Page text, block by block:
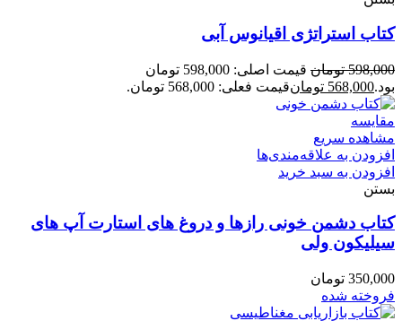
کتاب استراتژی اقیانوس آبی
598,000 تومان
قیمت اصلی: 598,000 تومان
بود.568,000 تومانقیمت فعلی: 568,000 تومان.
مقایسه
مشاهده سریع
افزودن به علاقه‌مندی‌ها
افزودن به سبد خرید
بستن
کتاب دشمن خونی رازها و دروغ های استارت آپ های
سیلیکون ولی
350,000 تومان
فروخته شده